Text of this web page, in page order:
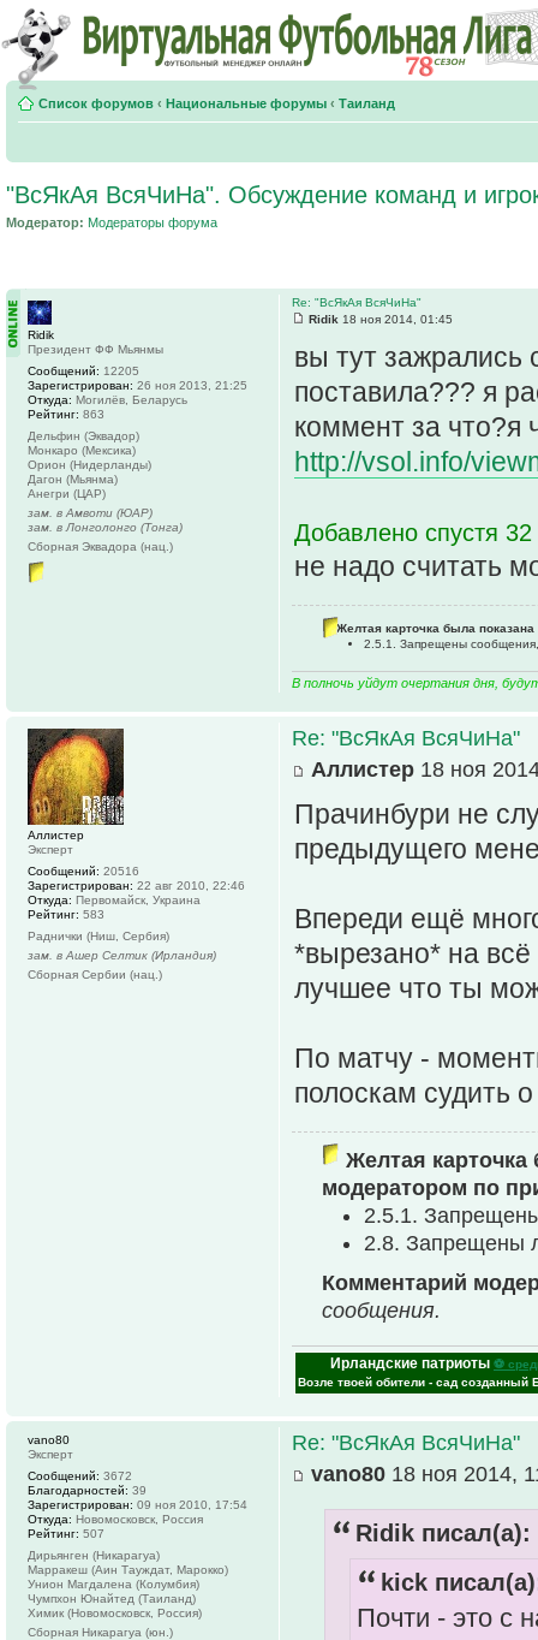
Список форумов ‹ Национальные форумы ‹ Таиланд
"ВсЯкАя ВсяЧиНа". Обсуждение команд и
Модератор: Модераторы форума
Re: "ВсЯкАя ВсяЧиНа"
Ridik 18 ноя 2014, 01:45
вы тут зажрались
поставила??? я
коммент за что?я
http://vsol.info/
Добавлено спустя
не надо считать
Желтая карточка была показана
2.5.1. Запрещены
В полночь уйдут очертания дня,
Ridik
Президент ФФ Мьянмы
Сообщений: 12205
Зарегистрирован: 26 ноя 2013, 21:25
Откуда: Могилёв, Беларусь
Рейтинг: 863
Дельфин (Эквадор)
Монкаро (Мексика)
Орион (Нидерланды)
Дагон (Мьянма)
Анегри (ЦАР)
зам. в Амвоти (ЮАР)
зам. в Лонголонго (Тонга)
Сборная Эквадора (нац.)
Re: "ВсЯкАя ВсяЧиНа"
Аллистер 18 ноя
Прачинбури не
предыдущего
Впереди ещё
*вырезано* на
лучшее что ты
По матчу -
полоскам судить
Желтая карточка
модератором по
2.5.1.
2.8. Запрещены
Комментарий
сообщения.
Ирландские патриоты ⚽
Возле твоей обители - сад созданный
Аллистер
Эксперт
Сообщений: 20516
Зарегистрирован: 22 авг 2010, 22:46
Откуда: Первомайск, Украина
Рейтинг: 583
Раднички (Ниш, Сербия)
зам. в Ашер Селтик (Ирландия)
Сборная Сербии (нац.)
Re: "ВсЯкАя ВсяЧиНа"
vano80 18 ноя 2014,
Ridik писал(а):
kick
Почти - это с
vano80
Эксперт
Сообщений: 3672
Благодарностей: 39
Зарегистрирован: 09 ноя 2010, 17:54
Откуда: Новомосковск, Россия
Рейтинг: 507
Дирьянген (Никарагуа)
Марракеш (Аин Тауждат, Марокко)
Унион Магдалена (Колумбия)
Чумпхон Юнайтед (Таиланд)
Химик (Новомосковск, Россия)
Сборная Никарагуа (юн.)